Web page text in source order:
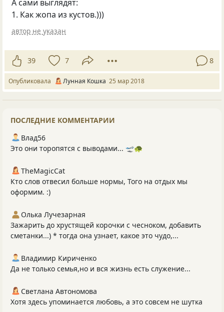
А сами выглядят:
1. Как жопа из кустов.)))
автор не указан
39 7 8
Опубликовала Лунная Кошка 25 мар 2018
ПОСЛЕДНИЕ КОММЕНТАРИИ
Влад56
Это они торопятся с выводами... 🛫🐢
TheMagicCat
Кто слов отвесил больше нормы, Того на отдых мы
оформим. :)
Олька Лучезарная
Зажарить до хрустящей корочки с чесноком, добавить
сметанки...) * тогда она узнает, какое это чудо,...
Владимир Кириченко
Да не только семья,но и вся жизнь есть служение...
Светлана Автономова
Хотя здесь упоминается любовь, а это совсем не шутка